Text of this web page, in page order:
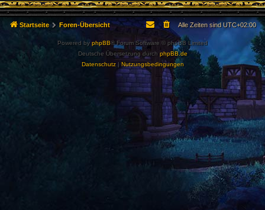
Startseite Foren-Übersicht Alle Zeiten sindUTC+02:00
Powered byphpBB® Forum Software © phpBB Limited
Deutsche Übersetzung durch phpBB.de
Datenschutz| Nutzungsbedingungen